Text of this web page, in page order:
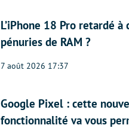
L’iPhone 18 Pro retardé à
pénuries de RAM ?
7 août 2026 17:37
Google Pixel : cette
fonctionnalité va vous